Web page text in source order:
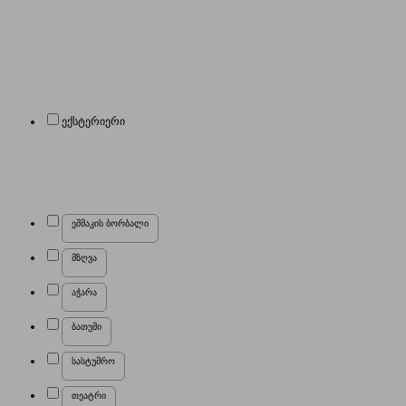
ექსტერიერი
ეშმაკის ბორბალი
მზღვა
აჭარა
ბათუმი
სასტუმრო
თეატრი